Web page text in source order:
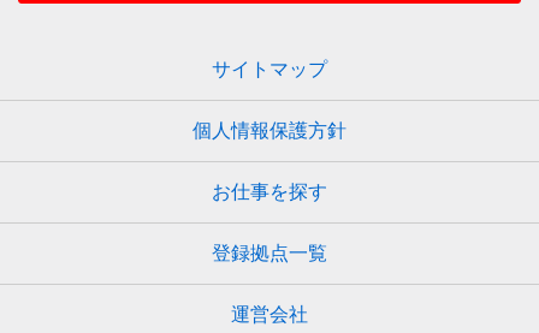
サイトマップ
個人情報保護方針
お仕事を探す
登録拠点一覧
運営会社